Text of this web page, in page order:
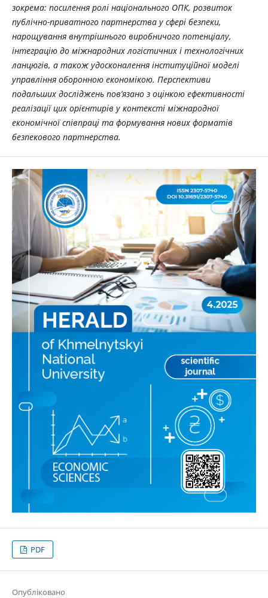
зокрема: посилення ролі національного ОПК, розвиток
публічно-приватного партнерства у сфері безпеки,
нарощування внутрішнього виробничого потенціалу,
інтеграцію до міжнародних логістичних і технологічних
ланцюгів, а також удосконалення інституційної моделі
управління оборонною економікою. Перспективи
подальших досліджень пов’язано з оцінкою ефективності
реалізації цих орієнтирів у контексті міжнародної
економічної співпраці та формування нових форматів
безпекового партнерства.
PDF
Опубліковано